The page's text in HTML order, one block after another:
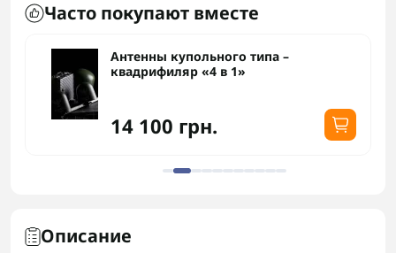
Часто покупают вместе
Антенны купольного типа –
квадрифиляр «4 в 1»
14 100 грн.
Описание